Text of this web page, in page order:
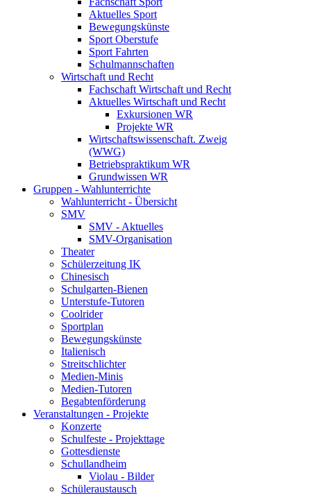
Aktuelles Sport
Bewegungskünste
Sport Oberstufe
Sport Fahrten
Schulmannschaften
Wirtschaft und Recht
Fachschaft Wirtschaft und Recht
Aktuelles Wirtschaft und Recht
Exkursionen WR
Projekte WR
Wirtschaftswissenschaft. Zweig
(WWG)
Betriebspraktikum WR
Grundwissen WR
Gruppen - Wahlunterrichte
Wahlunterricht - Übersicht
SMV
SMV - Aktuelles
SMV-Organisation
Theater
Schülerzeitung IK
Chinesisch
Schulgarten-Bienen
Unterstufe-Tutoren
Coolrider
Sportplan
Bewegungskünste
Italienisch
Streitschlichter
Medien-Minis
Medien-Tutoren
Begabtenförderung
Veranstaltungen - Projekte
Konzerte
Schulfeste - Projekttage
Gottesdienste
Schullandheim
Violau - Bilder
Schüleraustausch